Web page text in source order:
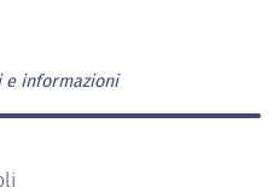
e informazioni